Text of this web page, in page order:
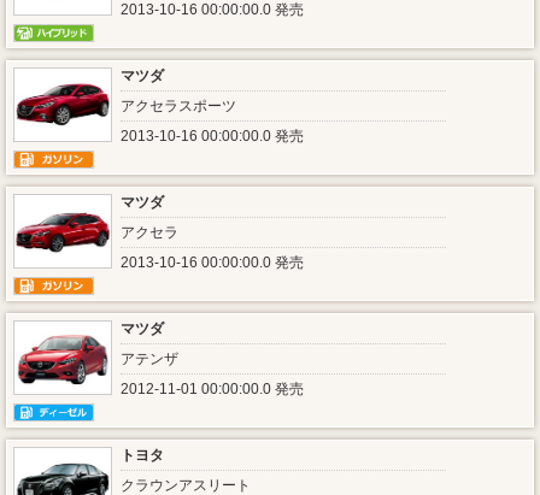
2013-10-16 00:00:00.0 発売
マツダ
アクセラスポーツ
2013-10-16 00:00:00.0 発売
マツダ
アクセラ
2013-10-16 00:00:00.0 発売
マツダ
アテンザ
2012-11-01 00:00:00.0 発売
トヨタ
クラウンアスリート